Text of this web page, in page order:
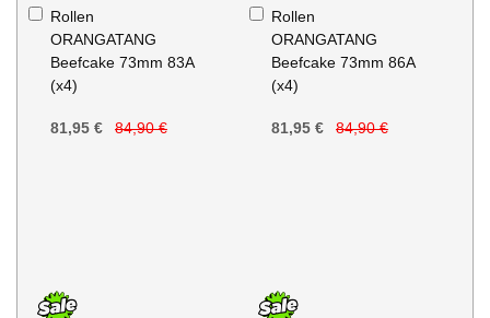
Rollen
ORANGATANG
Beefcake 73mm 83A
(x4)
81,95 € 84,90 €
In
den
Warenkorb
Rollen
ORANGATANG
Beefcake 73mm 86A
(x4)
81,95 € 84,90 €
In
den
Warenkorb